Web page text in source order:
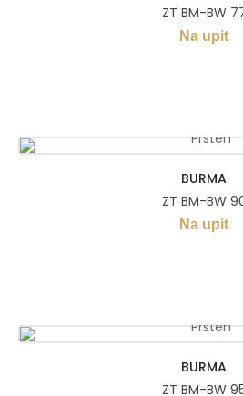
ZT BM-BW
Na upit
BURMA
ZT BM-BW
Na upit
BURMA
ZT BM-BW